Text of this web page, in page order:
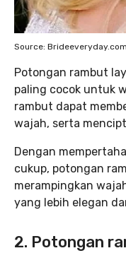
Source: Brideeveryday.com
Potongan rambut
paling cocok untuk
rambut dapat
wajah, serta
Dengan
cukup, potongan
merampingkan
yang lebih elegan
2. Potongan